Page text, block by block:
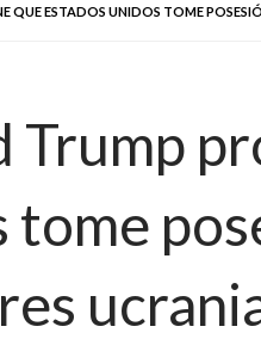
QUE ESTADOS UNIDOS TOME
Trump
tome